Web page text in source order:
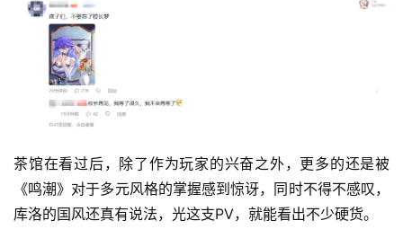
茶馆在看过后，除了作为玩家的兴奋之外，更多的还是被
《鸣潮》对于多元风格的掌握感到惊讶，同时不得不感叹，
库洛的国风还真有说法，光这支PV，就能看出不少硬货。